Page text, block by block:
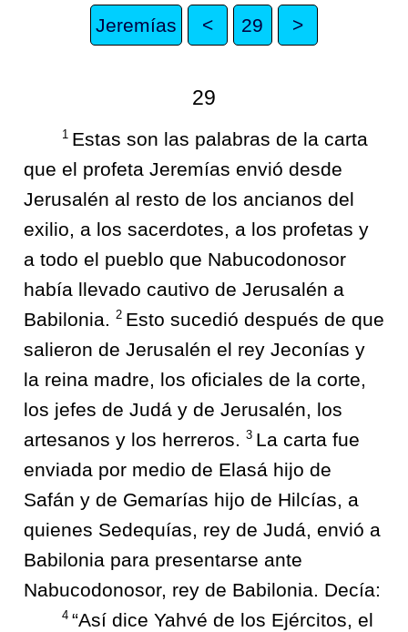
Jeremías < 29 >
29
1 Estas son las palabras de la carta
que el profeta Jeremías envió desde
Jerusalén al resto de los ancianos del
exilio, a los sacerdotes, a los profetas y
a todo el pueblo que Nabucodonosor
había llevado cautivo de Jerusalén a
Babilonia. 2 Esto sucedió después de que
salieron de Jerusalén el rey Jeconías y
la reina madre, los oficiales de la corte,
los jefes de Judá y de Jerusalén, los
artesanos y los herreros. 3 La carta fue
enviada por medio de Elasá hijo de
Safán y de Gemarías hijo de Hilcías, a
quienes Sedequías, rey de Judá, envió a
Babilonia para presentarse ante
Nabucodonosor, rey de Babilonia. Decía:
4 “Así dice Yahvé de los Ejércitos, el